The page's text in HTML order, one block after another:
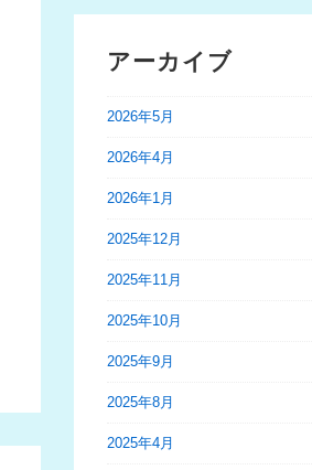
アーカイブ
2026年5月
2026年4月
2026年1月
2025年12月
2025年11月
2025年10月
2025年9月
2025年8月
2025年4月